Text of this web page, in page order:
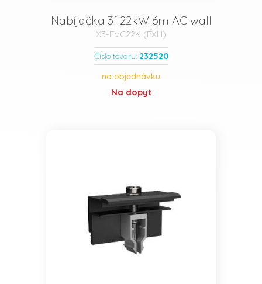
Nabíjačka 3f 22kW 6m AC wall
X3-EVC22K (PXH)
Číslo tovaru: 232520
na objednávku
Na dopyt